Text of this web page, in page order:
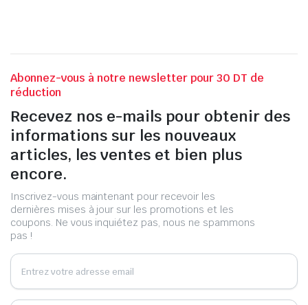
Abonnez-vous à notre newsletter pour 30 DT de
réduction
Recevez nos e-mails pour obtenir des
informations sur les nouveaux
articles, les ventes et bien plus
encore.
Inscrivez-vous maintenant pour recevoir les
dernières mises à jour sur les promotions et les
coupons. Ne vous inquiétez pas, nous ne spammons
pas !